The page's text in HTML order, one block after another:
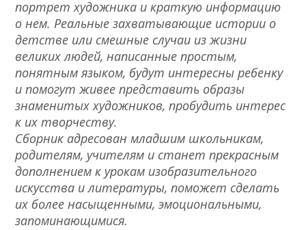
портрет художника и краткую информацию
о нем. Реальные захватывающие истории о
детстве или смешные случаи из жизни
великих людей, написанные простым,
понятным языком, будут интересны ребенку
и помогут живее представить образы
знаменитых художников, пробудить интерес
к их творчеству.
Сборник адресован младшим школьникам,
родителям, учителям и станет прекрасным
дополнением к урокам изобразительного
искусства и литературы, поможет сделать
их более насыщенными, эмоциональными,
запоминающимися.